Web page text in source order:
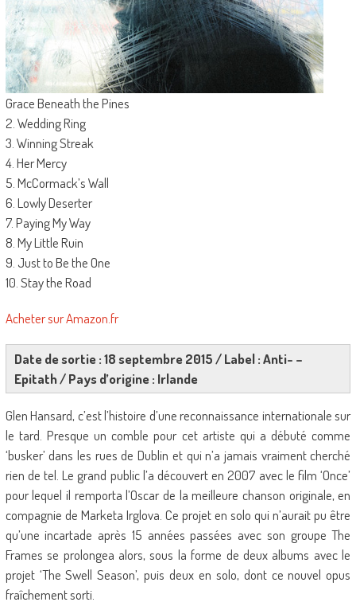
Grace Beneath the Pines
2. Wedding Ring
3. Winning Streak
4. Her Mercy
5. McCormack’s Wall
6. Lowly Deserter
7. Paying My Way
8. My Little Ruin
9. Just to Be the One
10. Stay the Road
Acheter sur Amazon.fr
Date de sortie : 18 septembre 2015 / Label : Anti- –
Epitath / Pays d’origine : Irlande
Glen Hansard, c’est l’histoire d’une reconnaissance internationale sur
le tard. Presque un comble pour cet artiste qui a débuté comme
‘busker’ dans les rues de Dublin et qui n’a jamais vraiment cherché
rien de tel. Le grand public l’a découvert en 2007 avec le film ‘Once’
pour lequel il remporta l’Oscar de la meilleure chanson originale, en
compagnie de Marketa Irglova. Ce projet en solo qui n’aurait pu être
qu’une incartade après 15 années passées avec son groupe The
Frames se prolongea alors, sous la forme de deux albums avec le
projet ‘The Swell Season’, puis deux en solo, dont ce nouvel opus
fraîchement sorti.